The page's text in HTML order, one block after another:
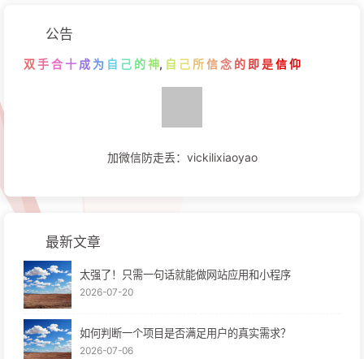
公告
双手合十 成 为 自 己 的神, 自 己 所信念 的 即是信仰
加微信防走丢：vickilixiaoyao
最新文章
太强了！只需一句话就能做网站应用和小程序
2026-07-20
如何判断一个项目是否满足用户的真实需求？
2026-07-06